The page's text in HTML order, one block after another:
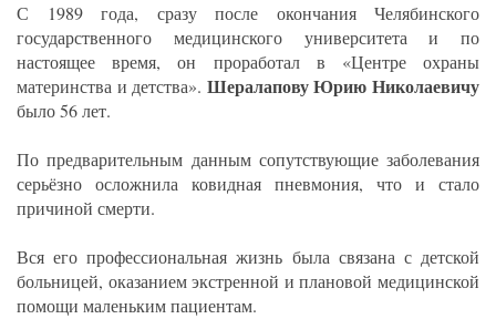
С 1989 года, сразу после окончания Челябинского
государственного медицинского университета и по
настоящее время, он проработал в «Центре охраны
материнства и детства». Шералапову Юрию Николаевичу
было 56 лет.
По предварительным данным сопутствующие заболевания
серьёзно осложнила ковидная пневмония, что и стало
причиной смерти.
Вся его профессиональная жизнь была связана с детской
больницей, оказанием экстренной и плановой медицинской
помощи маленьким пациентам.